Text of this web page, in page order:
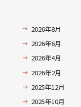
2026年8月
2026年6月
2026年4月
2026年2月
2025年12月
2025年10月